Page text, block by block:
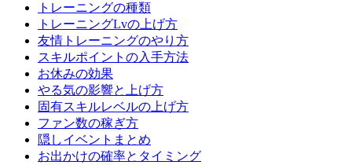
トレーニングの種類
トレーニングLvの上げ方
友情トレーニングのやり方
スキルポイントの入手方法
お休みの効果
やる気の影響と上げ方
固有スキルレベルの上げ方
ファン数の稼ぎ方
隠しイベントまとめ
お出かけの確率とタイミング